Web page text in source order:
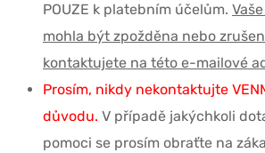
POUZE k platebním účelům.
mohla být zpožděna nebo
kontaktujete na této e-mailové
Prosím, nikdy nekontaktujte
důvodu. V případě jakýchkoli
pomoci se prosím obraťte na